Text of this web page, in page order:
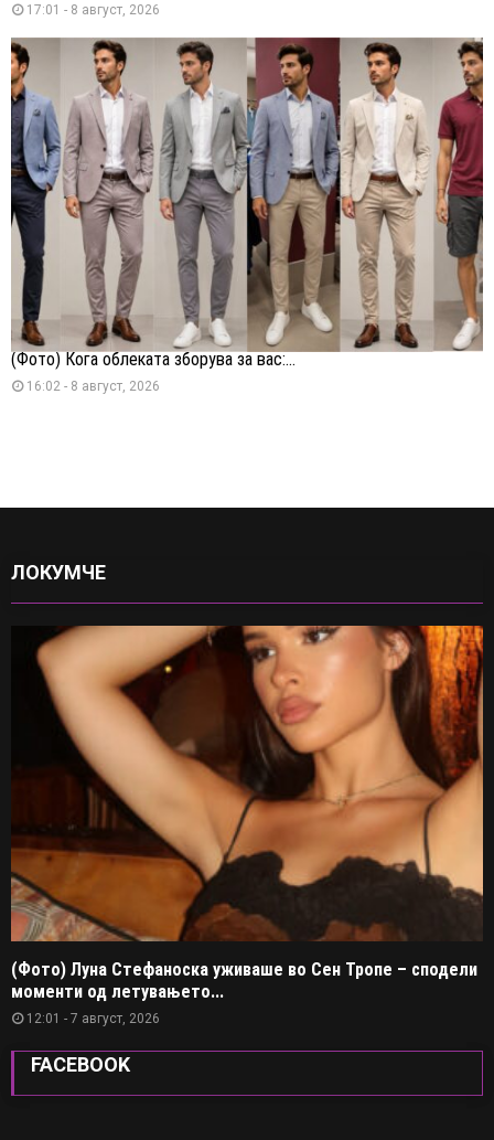
17:01 - 8 август, 2026
(Фото) Кога облеката зборува за вас:...
16:02 - 8 август, 2026
ЛОКУМЧЕ
(Фото) Луна Стефаноска уживаше во Сен Тропе – сподели
моменти од летувањето...
12:01 - 7 август, 2026
FACEBOOK